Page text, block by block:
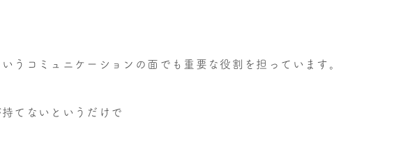
うコミュニケーションの面でも重要な役割を担っています。
てないというだけで